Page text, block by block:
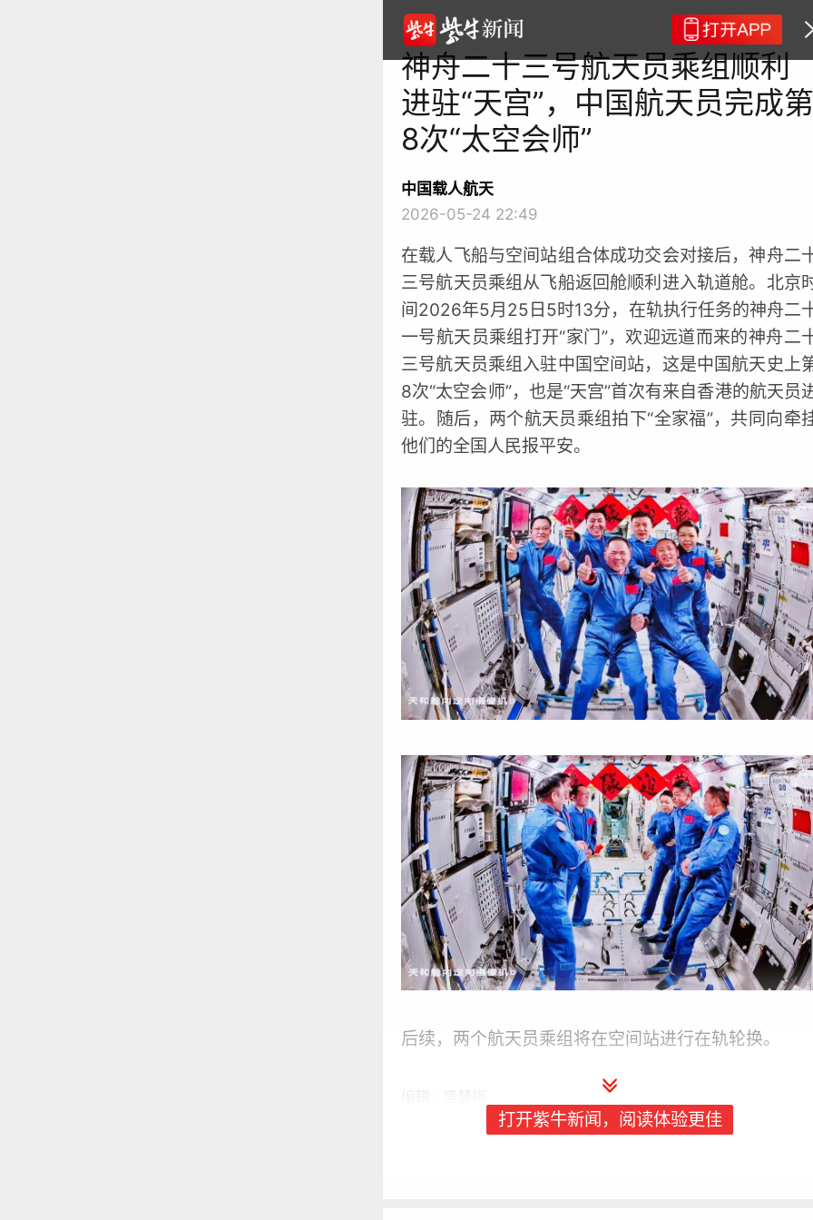
神舟二十三号航天员乘组顺利
进驻“天宫”，中国航天员完成
8次“太空会师”
中国载人航天
2026-05-24 22:49
在载人飞船与空间站组合体成功交会对接后，神舟二
三号航天员乘组从飞船返回舱顺利进入轨道舱。北京
间2026年5月25日5时13分，在轨执行任务的神舟二
一号航天员乘组打开“家门”，欢迎远道而来的神舟二
三号航天员乘组入驻中国空间站，这是中国航天史上
8次“太空会师”，也是“天宫”首次有来自香港的航天员
驻。随后，两个航天员乘组拍下“全家福”，共同向牵
他们的全国人民报平安。
后续，两个航天员乘组将在空间站进行在轨轮换。
打开紫牛新闻，阅读体验更佳